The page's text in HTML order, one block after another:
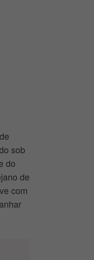
sob
do
de
com